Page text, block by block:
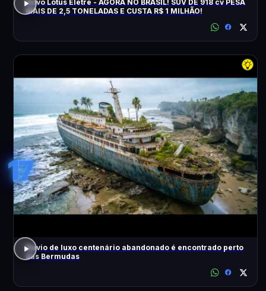
Novo Lotus Eletre - AGORA NO BRASIL! SUV DE 918 cv PESA
MAIS DE 2,5 TONELADAS E CUSTA R$ 1 MILHÃO!
17
Navio de luxo centenário abandonado é encontrado perto
das Bermudas